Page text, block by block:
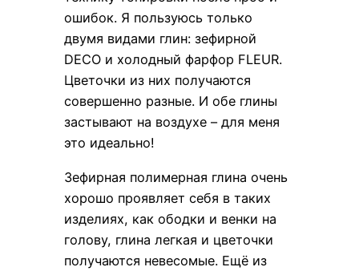
ошибок. Я пользуюсь только
двумя видами глин: зефирной
DECO и холодный фарфор FLEUR.
Цветочки из них получаются
совершенно разные. И обе глины
застывают на воздухе – для меня
это идеально!
Зефирная полимерная глина очень
хорошо проявляет себя в таких
изделиях, как ободки и венки на
голову, глина легкая и цветочки
получаются невесомые. Ещё из